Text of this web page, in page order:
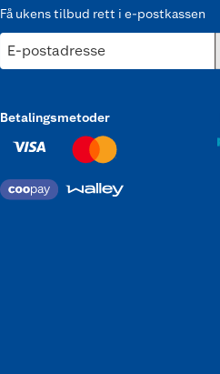
Få ukens tilbud rett i e-postkassen
E-postadresse
Betalingsmetoder